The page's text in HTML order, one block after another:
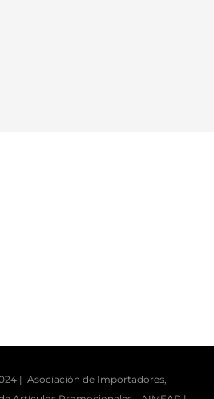
| Asociación de Importadores,